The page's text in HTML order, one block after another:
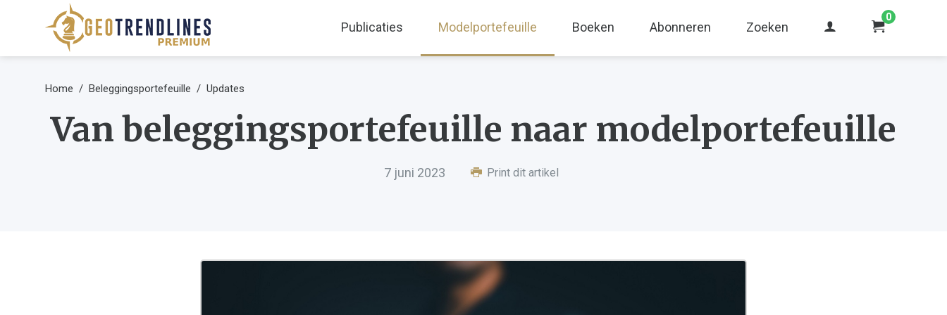
Publicaties Modelportefeuille Boeken Abonneren Zoeken
0
Home Beleggingsportefeuille Updates
Van beleggingsportefeuille naar modelportefeuille
7 juni 2023 Print dit artikel